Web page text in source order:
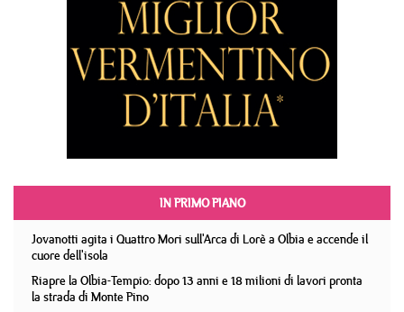
IN PRIMO PIANO
Jovanotti agita i Quattro Mori sull'Arca di Lorè a Olbia e accende il
cuore dell'isola
Riapre la Olbia-Tempio: dopo 13 anni e 18 milioni di lavori pronta
la strada di Monte Pino